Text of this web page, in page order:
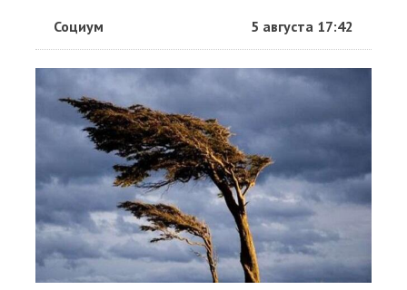
Социум 5 августа 17:42